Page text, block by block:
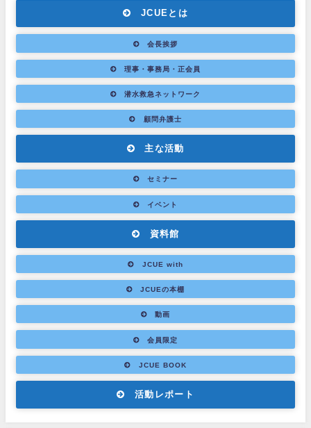
JCUEとは
会長挨拶
理事・事務局・正会員
潜水救急ネットワーク
顧問弁護士
主な活動
セミナー
イベント
資料館
JCUE with
JCUEの本棚
動画
会員限定
JCUE BOOK
活動レポート